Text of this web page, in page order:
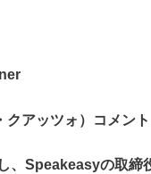
アッツォ）コメント
、Speakeasyの取締